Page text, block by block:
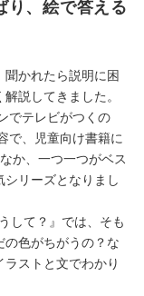
り、絵で答える
かれたら説明に困
説してきました。
でテレビがつくの
で、児童向け書籍に
か、一つ一つがベス
シリーズとなりまし
て？』では、そも
の色がちがうの？な
ストと文でわかり